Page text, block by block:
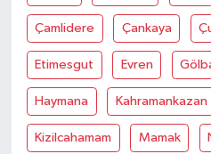
Çamlidere Çankaya
Etimesgut Evren
Haymana Kahramankazan
Kizilcahamam Mamak